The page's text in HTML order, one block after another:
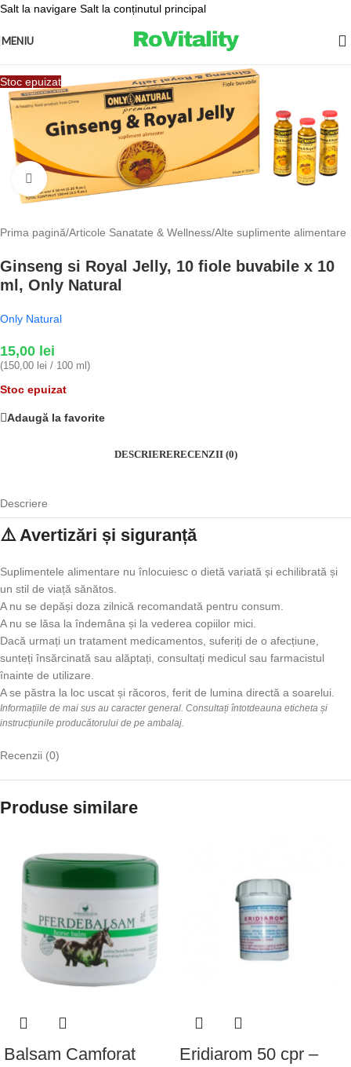
Salt la navigare Salt la conținutul principal
MENIU
Stoc epuizat
Fă clic pentru a mări
Prima pagină/Articole Sanatate & Wellness/Alte suplimente alimentare
Ginseng si Royal Jelly, 10 fiole buvabile x 10
ml, Only Natural
Only Natural
15,00 lei
(150,00 lei / 100 ml)
Stoc epuizat
Adaugă la favorite
DESCRIERERECENZII (0)
Descriere
⚠️ Avertizări și siguranță
Suplimentele alimentare nu înlocuiesc o dietă variată și echilibrată și
un stil de viață sănătos.
A nu se depăși doza zilnică recomandată pentru consum.
A nu se lăsa la îndemâna și la vederea copiilor mici.
Dacă urmați un tratament medicamentos, suferiți de o afecțiune,
sunteți însărcinată sau alăptați, consultați medicul sau farmacistul
înainte de utilizare.
A se păstra la loc uscat și răcoros, ferit de lumina directă a soarelui.
Informațiile de mai sus au caracter general. Consultați întotdeauna eticheta și
instrucțiunile producătorului de pe ambalaj.
Recenzii (0)
Produse similare
Balsam Camforat
Eridiarom 50 cpr –